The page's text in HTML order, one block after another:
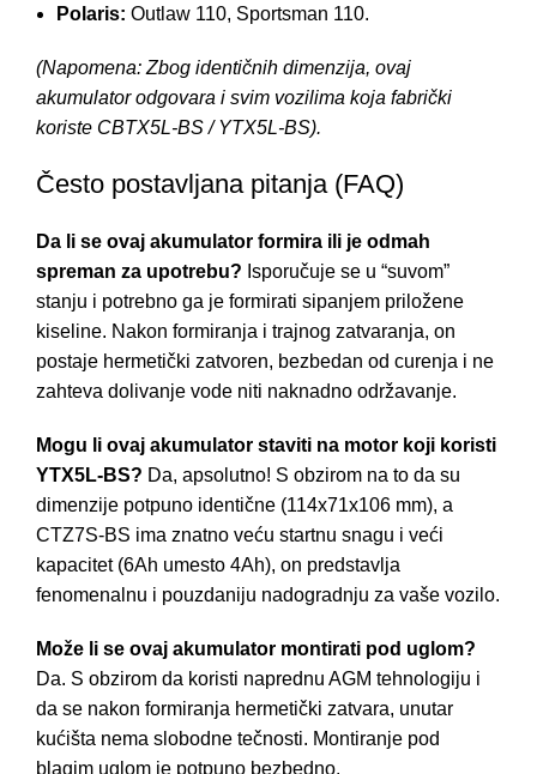
Polaris: Outlaw 110, Sportsman 110.
(Napomena: Zbog identičnih dimenzija, ovaj
akumulator odgovara i svim vozilima koja fabrički
koriste CBTX5L-BS / YTX5L-BS).
Često postavljana pitanja (FAQ)
Da li se ovaj akumulator formira ili je odmah
spreman za upotrebu? Isporučuje se u “suvom”
stanju i potrebno ga je formirati sipanjem priložene
kiseline. Nakon formiranja i trajnog zatvaranja, on
postaje hermetički zatvoren, bezbedan od curenja i ne
zahteva dolivanje vode niti naknadno održavanje.
Mogu li ovaj akumulator staviti na motor koji koristi
YTX5L-BS? Da, apsolutno! S obzirom na to da su
dimenzije potpuno identične (114x71x106 mm), a
CTZ7S-BS ima znatno veću startnu snagu i veći
kapacitet (6Ah umesto 4Ah), on predstavlja
fenomenalnu i pouzdaniju nadogradnju za vaše vozilo.
Može li se ovaj akumulator montirati pod uglom?
Da. S obzirom da koristi naprednu AGM tehnologiju i
da se nakon formiranja hermetički zatvara, unutar
kućišta nema slobodne tečnosti. Montiranje pod
blagim uglom je potpuno bezbedno.